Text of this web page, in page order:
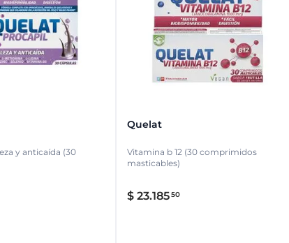
Talcos & polvos pédicos
Aerosoles pédicos
Polvos pédicos
Talcos corporales
Espacio
y anticaída (30
Quelat
Vitamina b 12 (30 comprimidos
masticables)
$ 23.18550